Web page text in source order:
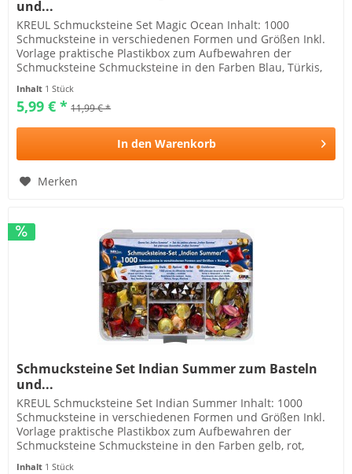
und...
KREUL Schmucksteine Set Magic Ocean Inhalt: 1000
Schmucksteine in verschiedenen Formen und Größen Inkl.
Vorlage praktische Plastikbox zum Aufbewahren der
Schmucksteine Schmucksteine in den Farben Blau, Türkis,
Inhalt 1 Stück
5,99 € * 11,99 € *
In den Warenkorb
Merken
Schmucksteine Set Indian Summer zum Basteln
und...
KREUL Schmucksteine Set Indian Summer Inhalt: 1000
Schmucksteine in verschiedenen Formen und Größen Inkl.
Vorlage praktische Plastikbox zum Aufbewahren der
Schmucksteine Schmucksteine in den Farben gelb, rot,
Inhalt 1 Stück